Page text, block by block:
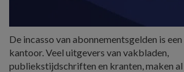
De incasso van abonnementsgelden is
kantoor. Veel uitgevers van vakbladen,
publiekstijdschriften en kranten, maken al